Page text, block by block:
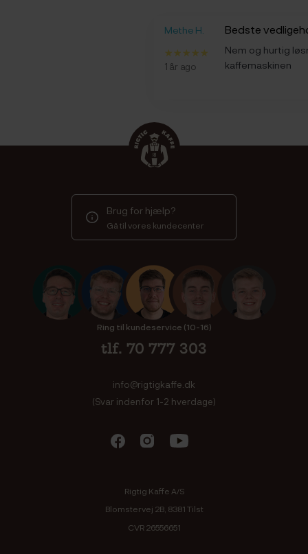
Methe H.
1 år ago
Bedste
Nem og hurtig
kaffemaskinen
Brug for hjælp?
Gå til vores kundecenter
Ring til kundeservice (10-16)
tlf. 70 777 303
info@rigtigkaffe.dk
(Svar indenfor 1-2 hverdage)
Rigtig Kaffe A/S
Blomstervej 2B, 8381 Tilst
CVR 26556651